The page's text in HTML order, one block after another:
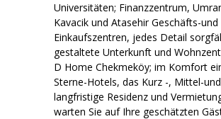
Universitäten; Finanzzentrum,
Kavacik und Atasehir Geschäfts-und
Einkaufszentren, jedes Detail
gestaltete Unterkunft und
D Home Chekmeköy; im Komfort
Sterne-Hotels, das Kurz -, Mittel-und
langfristige Residenz und
warten Sie auf Ihre geschätzten